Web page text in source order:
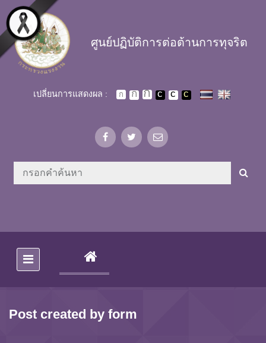
Skip to main content
ศูนย์ปฏิบัติการต่อต้านการทุจริต
เปลี่ยนการแสดงผล :
(CURRENT)
Post created by form